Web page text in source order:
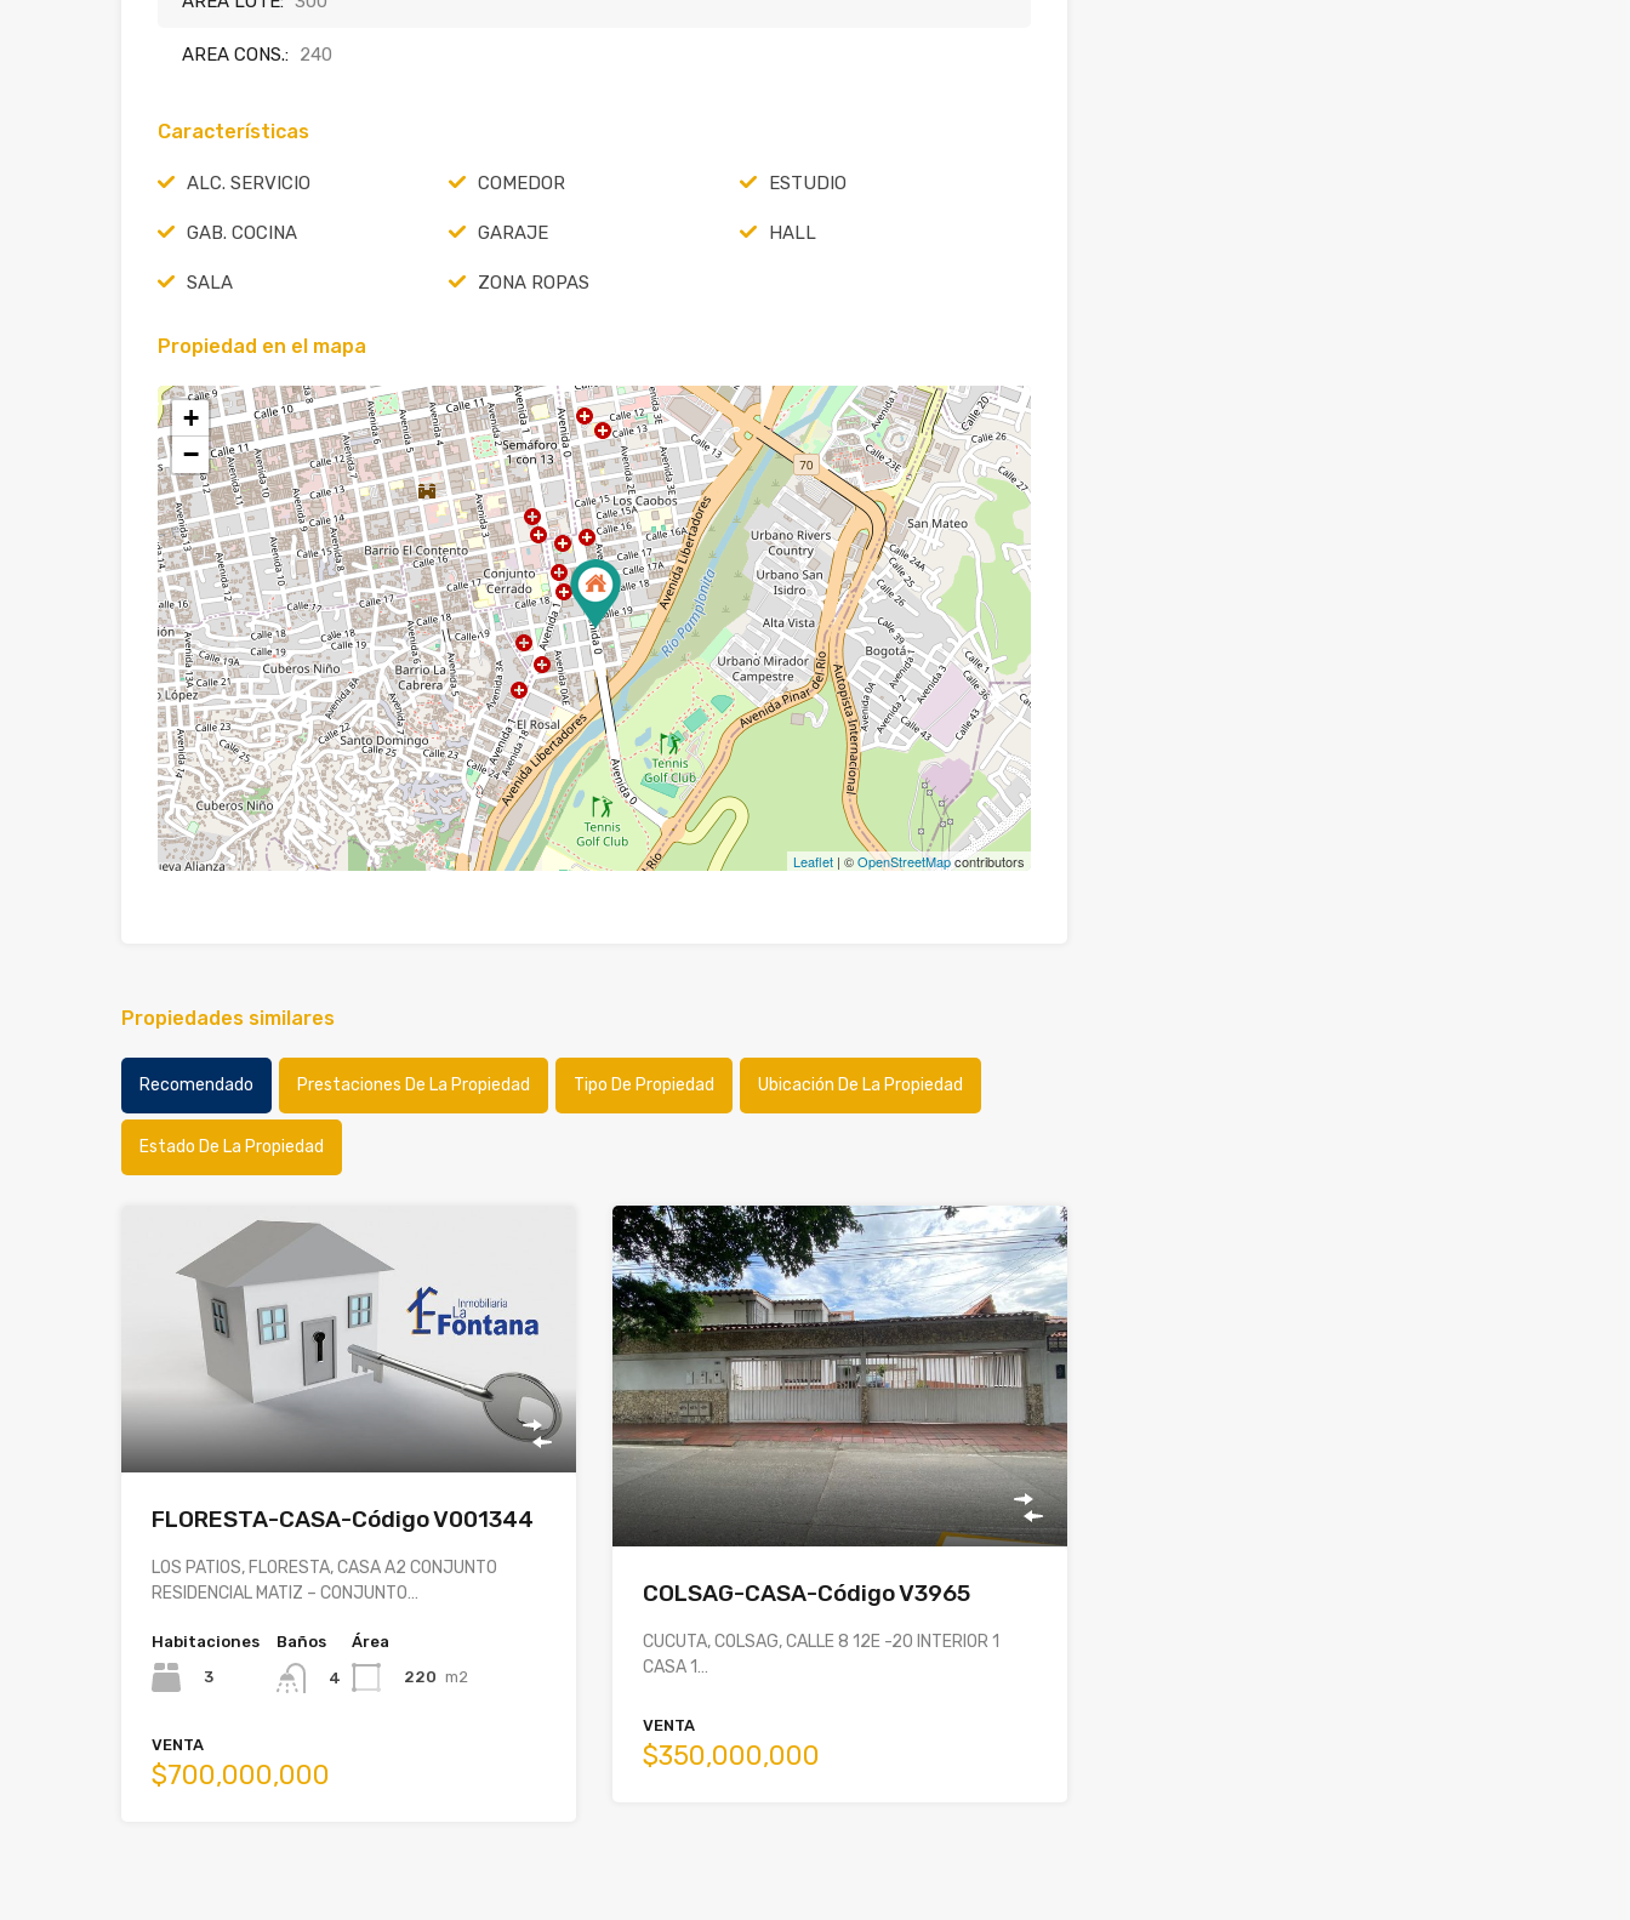
AREA CONS.: 240
Características
ALC. SERVICIO COMEDOR ESTUDIO
GAB. COCINA GARAJE HALL
SALA ZONA ROPAS
Propiedad en el mapa
+
−
Leaflet| ©OpenStreetMapcontributors
Propiedades similares
Recomendado Prestaciones De La Propiedad Tipo De Propiedad Ubicación De La Propiedad
Estado De La Propiedad
FLORESTA-CASA-Código V001344
LOS PATIOS, FLORESTA, CASA A2 CONJUNTO
RESIDENCIAL MATIZ – CONJUNTO…
Habitaciones
3
Baños
4
Área
220 m2
VENTA
$700,000,000
COLSAG-CASA-Código V3965
CUCUTA, COLSAG, CALLE 8 12E -20 INTERIOR 1
CASA 1…
VENTA
$350,000,000